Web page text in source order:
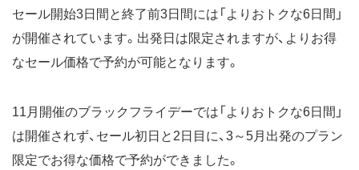
セール開始3日間と終了前3日間には「よりおトクな6日間」
が開催されています。出発日は限定されますが、よりお得
なセール価格で予約が可能となります。
11月開催のブラックフライデーでは「よりおトクな6日間」
は開催されず、セール初日と2日目に、3～5月出発のプラン
限定でお得な価格で予約ができました。